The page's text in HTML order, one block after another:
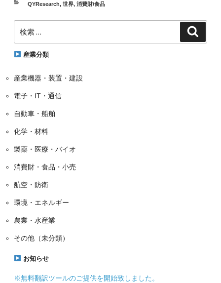
カ
リ
QYResearch, 世界, 消費財/食品
索:
産業分類
産業機器・装置・建設
電子・IT・通信
自動車・船舶
化学・材料
製薬・医療・バイオ
消費財・食品・小売
航空・防衛
環境・エネルギー
農業・水産業
その他（未分類）
お知らせ
※無料翻訳ツールのご提供を開始致しました。